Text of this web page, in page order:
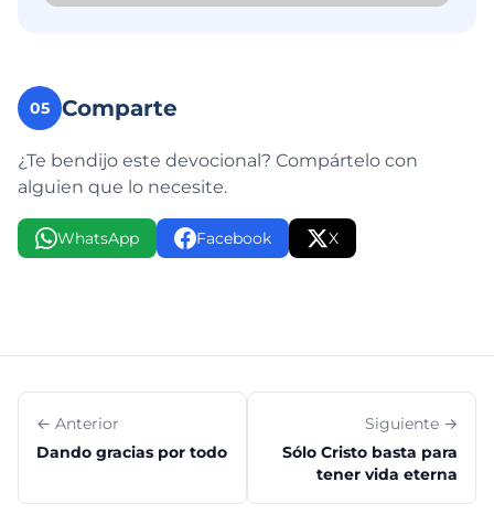
05 Comparte
¿Te bendijo este devocional? Compártelo con
alguien que lo necesite.
WhatsApp Facebook X
← Anterior
Dando gracias por todo
Siguiente →
Sólo Cristo basta para
tener vida eterna